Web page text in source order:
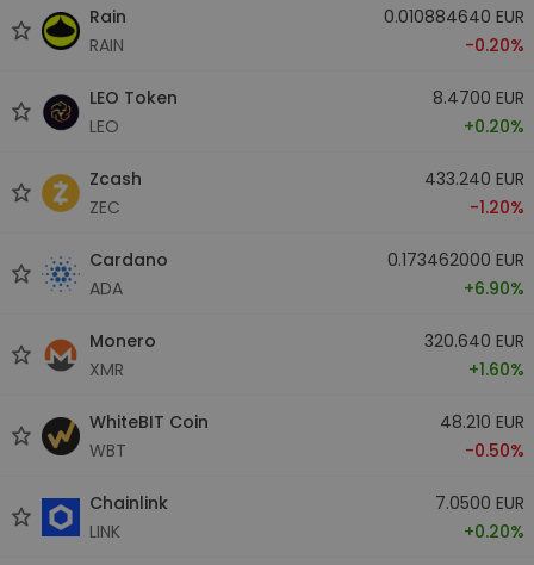
Rain
RAIN
0.010884640 EUR
-0.20%
LEO Token
LEO
8.4700 EUR
+0.20%
Zcash
ZEC
433.240 EUR
-1.20%
Cardano
ADA
0.173462000 EUR
+6.90%
Monero
XMR
320.640 EUR
+1.60%
WhiteBIT Coin
WBT
48.210 EUR
-0.50%
Chainlink
LINK
7.0500 EUR
+0.20%